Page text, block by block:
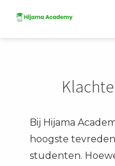
Bij Hijama
hoogste
studenten.